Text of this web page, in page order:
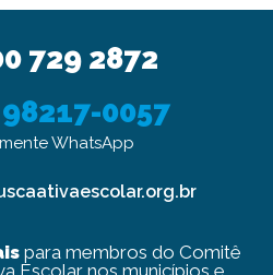
729 2872
0057
WhatsApp
para membros do Comitê
Escolar nos municípios e